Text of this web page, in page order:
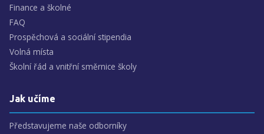
Finance a školné
FAQ
Prospěchová a sociální stipendia
Volná místa
Školní řád a vnitřní směrnice školy
Jak učíme
Představujeme naše odborníky